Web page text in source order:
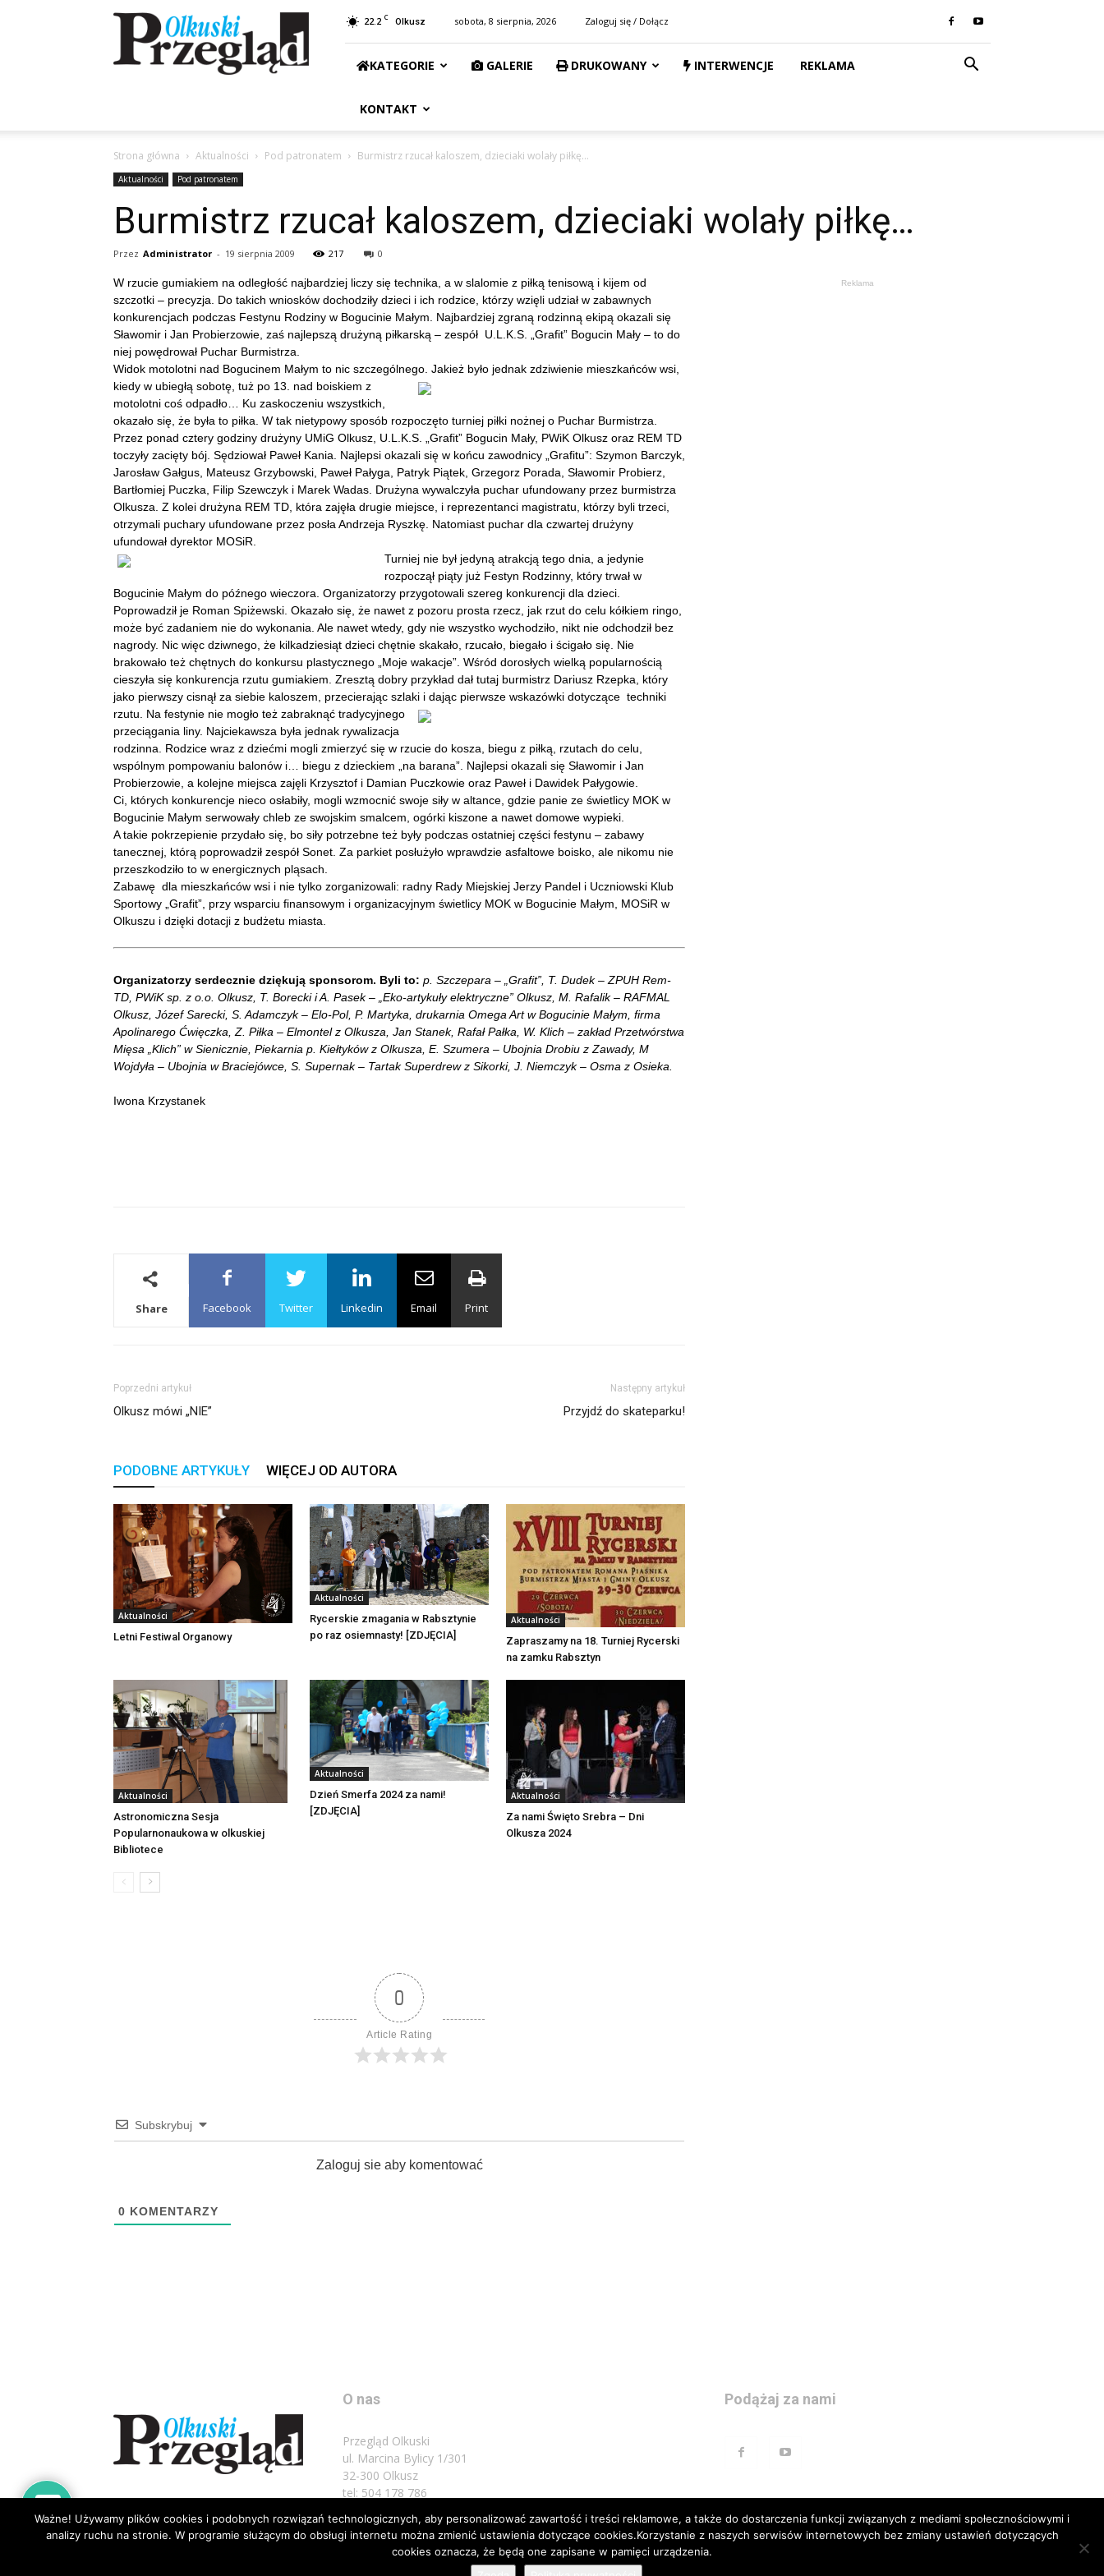
Przegląd
Olkuski
22.2 C Olkusz sobota, 8 sierpnia, 2026 Zaloguj się / Dołącz
KATEGORIE GALERIE DRUKOWANY INTERWENCJE REKLAMA
KONTAKT
Strona główna Aktualności Pod patronatem Burmistrz rzucał kaloszem, dzieciaki wolały piłkę…
Aktualności Pod patronatem
Burmistrz rzucał kaloszem, dzieciaki wolały piłkę…
Przez Administrator - 19 sierpnia 2009 217 0
W rzucie gumiakiem na odległość najbardziej liczy się technika, a w slalomie z piłką tenisową i kijem od
szczotki – precyzja. Do takich wniosków dochodziły dzieci i ich rodzice, którzy wzięli udział w zabawnych
konkurencjach podczas Festynu Rodziny w Bogucinie Małym. Najbardziej zgraną rodzinną ekipą okazali się
Sławomir i Jan Probierzowie, zaś najlepszą drużyną piłkarską – zespół U.L.K.S. „Grafit” Bogucin Mały – to do
niej powędrował Puchar Burmistrza.
Widok motolotni nad Bogucinem Małym to nic szczególnego. Jakież było jednak zdziwienie mieszkańców wsi,
kiedy w ubiegłą sobotę, tuż po 13. nad boiskiem z
motolotni coś odpadło… Ku zaskoczeniu wszystkich,
okazało się, że była to piłka. W tak nietypowy sposób rozpoczęto turniej piłki nożnej o Puchar Burmistrza.
Przez ponad cztery godziny drużyny UMiG Olkusz, U.L.K.S. „Grafit” Bogucin Mały, PWiK Olkusz oraz REM TD
toczyły zacięty bój. Sędziował Paweł Kania. Najlepsi okazali się w końcu zawodnicy „Grafitu”: Szymon Barczyk,
Jarosław Gałgus, Mateusz Grzybowski, Paweł Pałyga, Patryk Piątek, Grzegorz Porada, Sławomir Probierz,
Bartłomiej Puczka, Filip Szewczyk i Marek Wadas. Drużyna wywalczyła puchar ufundowany przez burmistrza
Olkusza. Z kolei drużyna REM TD, która zajęła drugie miejsce, i reprezentanci magistratu, którzy byli trzeci,
otrzymali puchary ufundowane przez posła Andrzeja Ryszkę. Natomiast puchar dla czwartej drużyny
ufundował dyrektor MOSiR.
Turniej nie był jedyną atrakcją tego dnia, a jedynie
rozpoczął piąty już Festyn Rodzinny, który trwał w
Bogucinie Małym do późnego wieczora. Organizatorzy przygotowali szereg konkurencji dla dzieci.
Poprowadził je Roman Spiżewski. Okazało się, że nawet z pozoru prosta rzecz, jak rzut do celu kółkiem ringo,
może być zadaniem nie do wykonania. Ale nawet wtedy, gdy nie wszystko wychodziło, nikt nie odchodził bez
nagrody. Nic więc dziwnego, że kilkadziesiąt dzieci chętnie skakało, rzucało, biegało i ścigało się. Nie
brakowało też chętnych do konkursu plastycznego „Moje wakacje”. Wśród dorosłych wielką popularnością
cieszyła się konkurencja rzutu gumiakiem. Zresztą dobry przykład dał tutaj burmistrz Dariusz Rzepka, który
jako pierwszy cisnął za siebie kaloszem, przecierając szlaki i dając pierwsze wskazówki dotyczące techniki
rzutu. Na festynie nie mogło też zabraknąć tradycyjnego
przeciągania liny. Najciekawsza była jednak rywalizacja
rodzinna. Rodzice wraz z dziećmi mogli zmierzyć się w rzucie do kosza, biegu z piłką, rzutach do celu,
wspólnym pompowaniu balonów i… biegu z dzieckiem „na barana”. Najlepsi okazali się Sławomir i Jan
Probierzowie, a kolejne miejsca zajęli Krzysztof i Damian Puczkowie oraz Paweł i Dawidek Pałygowie.
Ci, których konkurencje nieco osłabiły, mogli wzmocnić swoje siły w altance, gdzie panie ze świetlicy MOK w
Bogucinie Małym serwowały chleb ze swojskim smalcem, ogórki kiszone a nawet domowe wypieki.
A takie pokrzepienie przydało się, bo siły potrzebne też były podczas ostatniej części festynu – zabawy
tanecznej, którą poprowadził zespół Sonet. Za parkiet posłużyło wprawdzie asfaltowe boisko, ale nikomu nie
przeszkodziło to w energicznych pląsach.
Zabawę dla mieszkańców wsi i nie tylko zorganizowali: radny Rady Miejskiej Jerzy Pandel i Uczniowski Klub
Sportowy „Grafit”, przy wsparciu finansowym i organizacyjnym świetlicy MOK w Bogucinie Małym, MOSiR w
Olkuszu i dzięki dotacji z budżetu miasta.
Organizatorzy serdecznie dziękują sponsorom. Byli to: p. Szczepara – „Grafit”, T. Dudek – ZPUH Rem-
TD, PWiK sp. z o.o. Olkusz, T. Borecki i A. Pasek – „Eko-artykuły elektryczne” Olkusz, M. Rafalik – RAFMAL
Olkusz, Józef Sarecki, S. Adamczyk – Elo-Pol, P. Martyka, drukarnia Omega Art w Bogucinie Małym, firma
Apolinarego Ćwięczka, Z. Piłka – Elmontel z Olkusza, Jan Stanek, Rafał Pałka, W. Klich – zakład Przetwórstwa
Mięsa „Klich” w Sienicznie, Piekarnia p. Kiełtyków z Olkusza, E. Szumera – Ubojnia Drobiu z Zawady, M
Wojdyła – Ubojnia w Braciejówce, S. Supernak – Tartak Superdrew z Sikorki, J. Niemczyk – Osma z Osieka.
Iwona Krzystanek
Share Facebook Twitter Linkedin Email Print
Poprzedni artykuł
Olkusz mówi „NIE”
Następny artykuł
Przyjdź do skateparku!
PODOBNE ARTYKUŁY WIĘCEJ OD AUTORA
Aktualności
Letni Festiwal Organowy
Aktualności
Rycerskie zmagania w Rabsztynie
po raz osiemnasty! [ZDJĘCIA]
Aktualności
Zapraszamy na 18. Turniej Rycerski
na zamku Rabsztyn
Aktualności
Astronomiczna Sesja
Popularnonaukowa w olkuskiej
Bibliotece
Aktualności
Dzień Smerfa 2024 za nami!
[ZDJĘCIA]
Aktualności
Za nami Święto Srebra – Dni
Olkusza 2024
0
Article Rating
Subskrybuj
Zaloguj sie aby komentować
0 KOMENTARZY
Reklama
O nas
Przegląd Olkuski
ul. Marcina Bylicy 1/301
32-300 Olkusz
tel: 504 178 786
Napisz do nas: biuro@przeglad.olkuski.pl
Podążaj za nami
Ważne! Używamy plików cookies i podobnych rozwiązań technologicznych, aby personalizować zawartość i treści reklamowe, a także do dostarczenia funkcji związanych z mediami społecznościowymi i
analizy ruchu na stronie. W programie służącym do obsługi internetu można zmienić ustawienia dotyczące cookies.Korzystanie z naszych serwisów internetowych bez zmiany ustawień dotyczących
cookies oznacza, że będą one zapisane w pamięci urządzenia.